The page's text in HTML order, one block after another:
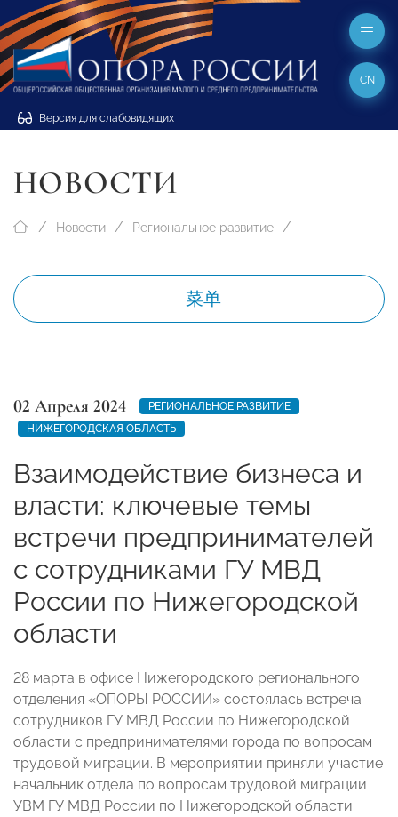
Версия для слабовидящих
CN
НОВОСТИ
Новости Региональное развитие
菜单
02 Апреля 2024
РЕГИОНАЛЬНОЕ РАЗВИТИЕ
НИЖЕГОРОДСКАЯ ОБЛАСТЬ
Взаимодействие бизнеса и
власти: ключевые темы
встречи предпринимателей
с сотрудниками ГУ МВД
России по Нижегородской
области
28 марта в офисе Нижегородского регионального
отделения «ОПОРЫ РОССИИ» состоялась встреча
сотрудников ГУ МВД России по Нижегородской
области с предпринимателями города по вопросам
трудовой миграции. В мероприятии приняли участие
начальник отдела по вопросам трудовой миграции
УВМ ГУ МВД России по Нижегородской области